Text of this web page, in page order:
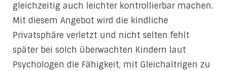
gleichzeitig auch leichter kontrollierbar machen.
Mit diesem Angebot wird die kindliche
Privatsphäre verletzt und nicht selten fehlt
später bei solch überwachten Kindern laut
Psychologen die Fähigkeit, mit Gleichaltrigen zu